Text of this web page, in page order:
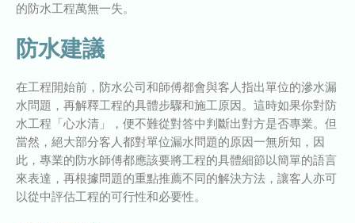
的防水工程萬無一失。
防水建議
在工程開始前，防水公司和師傅都會與客人指出單位的滲水漏
水問題，再解釋工程的具體步驟和施工原因。這時如果你對防
水工程「心水清」，便不難從對答中判斷出對方是否專業。但
當然，絕大部分客人都對單位漏水問題的原因一無所知，因
此，專業的防水師傅都應該要將工程的具體細節以簡單的語言
來表達，再根據問題的重點推薦不同的解決方法，讓客人亦可
以從中評估工程的可行性和必要性。